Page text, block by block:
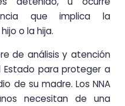
que implica la
o la hija.
de análisis y atención
para proteger a
de su madre. Los NNA
necesitan de una